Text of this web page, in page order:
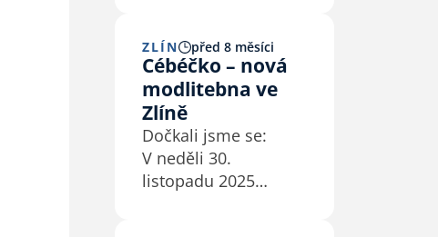
Církve bratrské ve
Zlíně
ZLÍN před 8 měsíci
Cébéčko – nová
modlitebna ve
Zlíně
Dočkali jsme se:
V neděli 30.
listopadu 2025